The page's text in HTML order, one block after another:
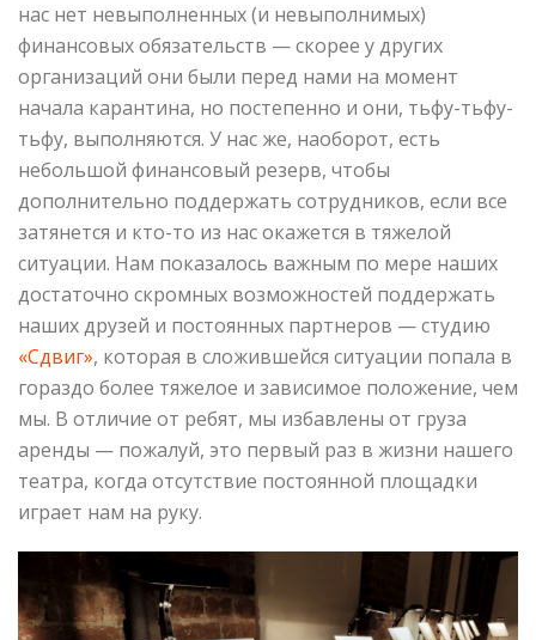
нас нет невыполненных (и невыполнимых)
финансовых обязательств — скорее у других
организаций они были перед нами на момент
начала карантина, но постепенно и они, тьфу-тьфу-
тьфу, выполняются. У нас же, наоборот, есть
небольшой финансовый резерв, чтобы
дополнительно поддержать сотрудников, если все
затянется и кто-то из нас окажется в тяжелой
ситуации. Нам показалось важным по мере наших
достаточно скромных возможностей поддержать
наших друзей и постоянных партнеров — студию
«Сдвиг», которая в сложившейся ситуации попала в
гораздо более тяжелое и зависимое положение, чем
мы. В отличие от ребят, мы избавлены от груза
аренды — пожалуй, это первый раз в жизни нашего
театра, когда отсутствие постоянной площадки
играет нам на руку.